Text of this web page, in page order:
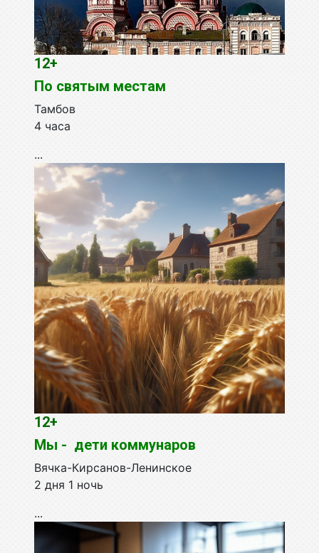
12+
По святым местам
Тамбов
4 часа
...
12+
Мы - дети коммунаров
Вячка-Кирсанов-Ленинское
2 дня 1 ночь
...